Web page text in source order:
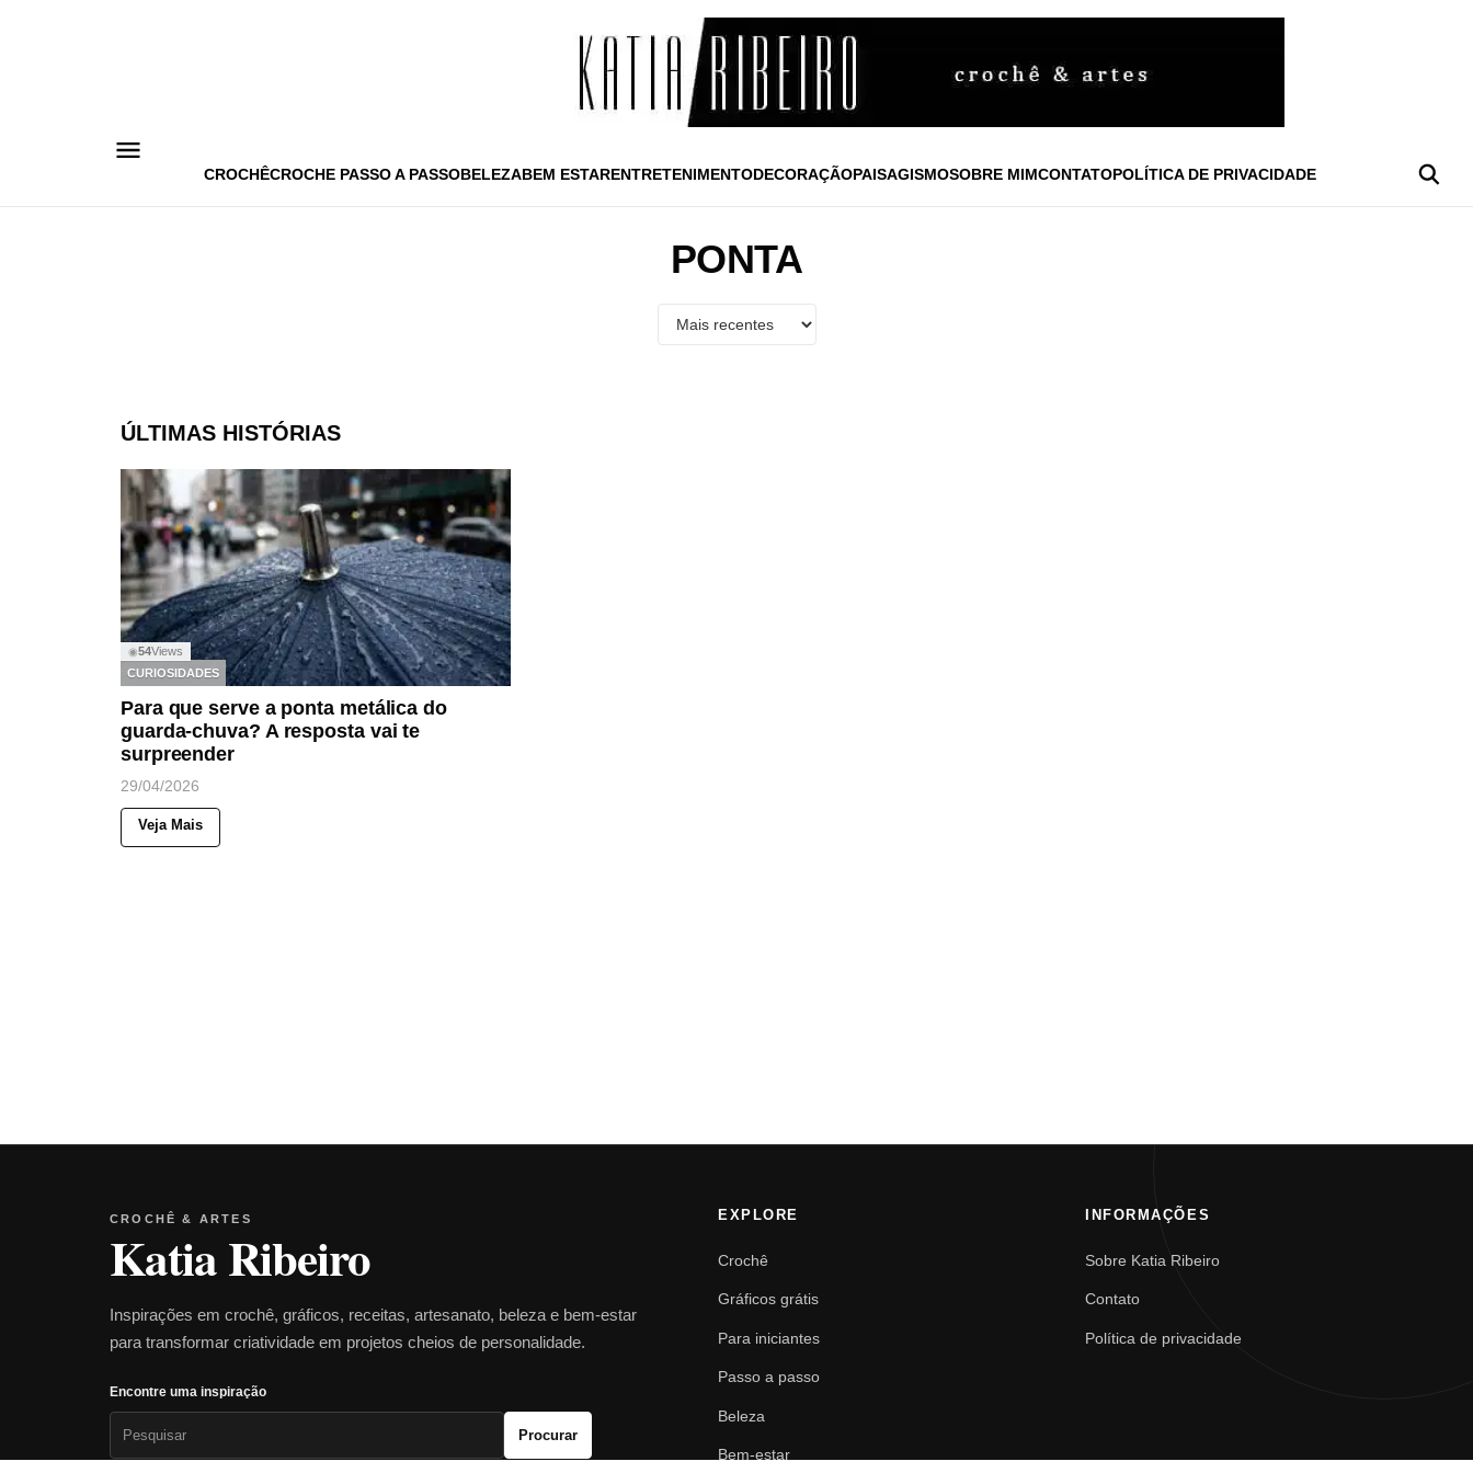
CROCHÊCROCHE PASSO A PASSOBELEZABEM ESTARENTRETENIMENTODECORAÇÃOPAISAGISMOSOBRE MIMCONTATOPOLÍTICA DE PRIVACIDADE
PONTA
ÚLTIMAS HISTÓRIAS
◉54Views
CURIOSIDADES
Para que serve a ponta metálica do
guarda-chuva? A resposta vai te
surpreender
29/04/2026
Veja Mais
CROCHÊ & ARTES
Katia Ribeiro
Inspirações em crochê, gráficos, receitas, artesanato, beleza e bem-estar
para transformar criatividade em projetos cheios de personalidade.
Encontre uma inspiração
Procurar
EXPLORE
Crochê
Gráficos grátis
Para iniciantes
Passo a passo
Beleza
Bem-estar
INFORMAÇÕES
Sobre Katia Ribeiro
Contato
Política de privacidade